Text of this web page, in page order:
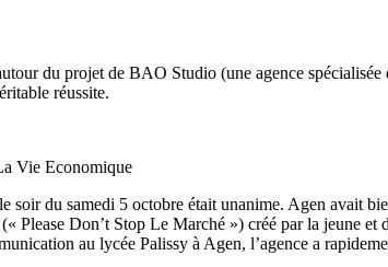
du projet de BAO Studio (une agence
réussite.
Vie Economique
du samedi 5 octobre était unanime. Agen avait
Please Don’t Stop Le Marché ») créé par la jeune et
au lycée Palissy à Agen, l’agence a